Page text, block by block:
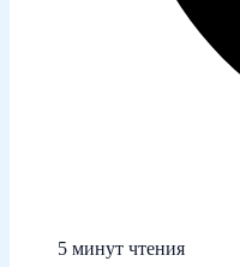
5 минут чтения